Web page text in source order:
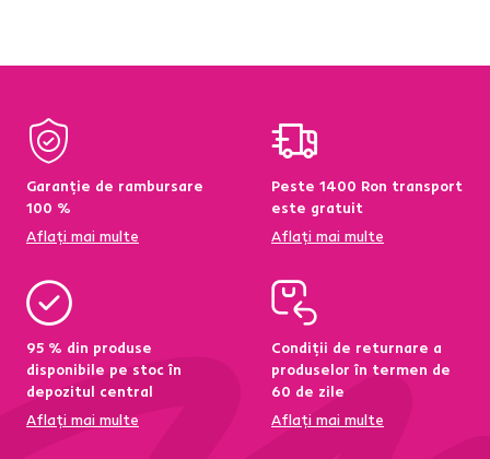
Garanție de rambursare
100 %
Aflați mai multe
Peste 1400 Ron transport
este gratuit
Aflați mai multe
95 % din produse
disponibile pe stoc în
depozitul central
Aflați mai multe
Condiții de returnare a
produselor în termen de
60 de zile
Aflați mai multe